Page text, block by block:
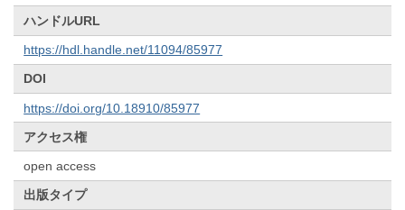
ハンドルURL
https://hdl.handle.net/11094/85977
DOI
https://doi.org/10.18910/85977
アクセス権
open access
出版タイプ